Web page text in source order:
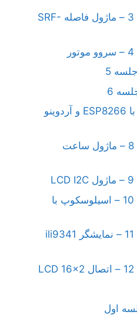
آموزش آردوینو جلسه 3 – ماژول فاصله SRF-
ریموت آنلاین اینترنتی با ESP8266 و آردوینو
آموزش آردوینو جلسه 8 – ماژول ساعت
آموزش آردوینو جلسه 10 – اسیلوسکوپ با
آموزش آردوینو جلسه 11 – نمایشگر ili9341